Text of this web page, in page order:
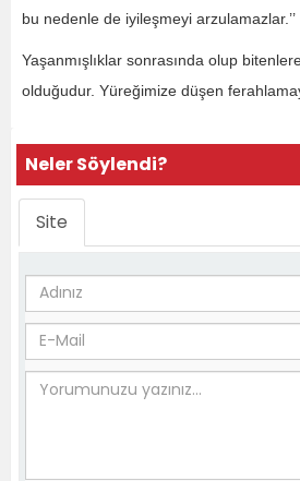
bu nedenle de iyileşmeyi arzulamazlar.’’
Yaşanmışlıklar sonrasında olup
olduğudur. Yüreğimize düşen
Neler Söylendi?
Site